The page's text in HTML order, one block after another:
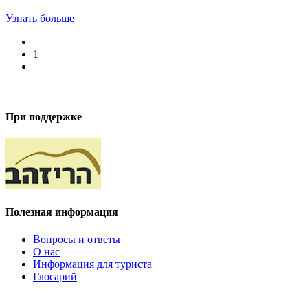
Узнать больше
1
При поддержке
Полезная информация
Вопросы и ответы
О нас
Информация для туриста
Глосарий